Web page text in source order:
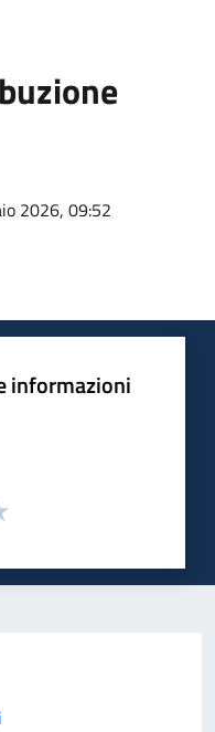
2026, 09:52
informazioni